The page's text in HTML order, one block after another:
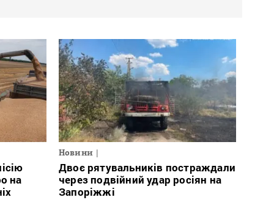
на
Новини
Двоє рятувальників постраждали
через подвійний удар росіян на
Запоріжжі